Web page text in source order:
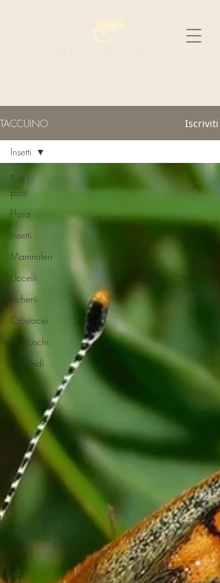
TACCUINO Iscriviti
Tutti i
post
Flora
Insetti
Mammiferi
Uccelli
Licheni
Crostacei
Molluschi
Aracnidi
Insetti